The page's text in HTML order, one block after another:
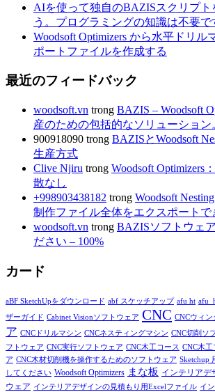
AIを使って独自のBAZISスクリプト
う。プログラミングの知識は不要で
Woodsoft Optimizers から水平ドリル
ポートファイルを作成する
最近のフィードバック
woodsoft.vn trong BAZIS – Woodsoft
産のための包括的なソリューション
900918090 trong BAZISとWoodsoft
生産方式
Clive Njiru trong Woodsoft Optimizers
散なし
+998903438182 trong Woodsoft
制作ファイル全体をエクスポートで
woodsoft.vn trong BAZISソフトウェ
ださい – 100%
カード
aBF SketchUpをダウンロード abf スケッチアップ afu ht
ザーガイド Cabinet Visionソフトウェア CNC CNCウィン
ア CNCドリルマシン CNCネスティングマシン CNC切削ソ
フトウェア CNC実行ソフトウェア CNC木工コース CNC木
ア CNC木材切削機を操作するためのソフトウェア Sketchup
してください Woodsoft Optimizers まな板 インテリアデ
ウェア インテリアデザインの見積もり用Excelファイル イ